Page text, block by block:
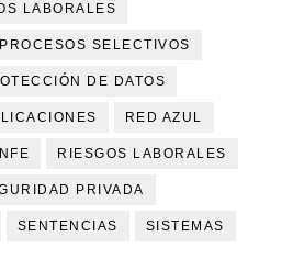
LABORALES
PROCESOS SELECTIVOS
DE DATOS
RED AZUL
RIESGOS LABORALES
PRIVADA
SENTENCIAS SISTEMAS